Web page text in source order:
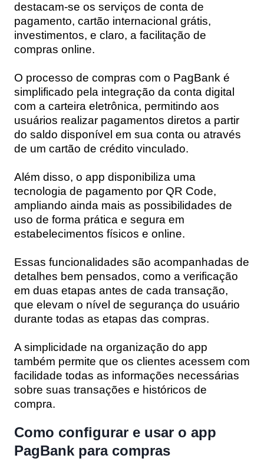
destacam-se os serviços de conta de
pagamento, cartão internacional grátis,
investimentos, e claro, a facilitação de
compras online.
O processo de compras com o PagBank é
simplificado pela integração da conta digital
com a carteira eletrônica, permitindo aos
usuários realizar pagamentos diretos a partir
do saldo disponível em sua conta ou através
de um cartão de crédito vinculado.
Além disso, o app disponibiliza uma
tecnologia de pagamento por QR Code,
ampliando ainda mais as possibilidades de
uso de forma prática e segura em
estabelecimentos físicos e online.
Essas funcionalidades são acompanhadas de
detalhes bem pensados, como a verificação
em duas etapas antes de cada transação,
que elevam o nível de segurança do usuário
durante todas as etapas das compras.
A simplicidade na organização do app
também permite que os clientes acessem com
facilidade todas as informações necessárias
sobre suas transações e históricos de
compra.
Como configurar e usar o app
PagBank para compras